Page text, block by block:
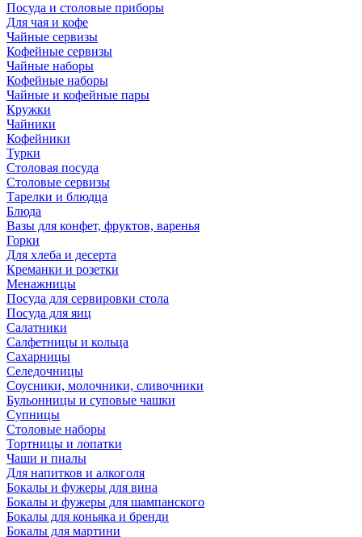
Посуда и столовые приборы
Для чая и кофе
Чайные сервизы
Кофейные сервизы
Чайные наборы
Кофейные наборы
Чайные и кофейные пары
Кружки
Чайники
Кофейники
Турки
Столовая посуда
Столовые сервизы
Тарелки и блюдца
Блюда
Вазы для конфет, фруктов, варенья
Горки
Для хлеба и десерта
Креманки и розетки
Менажницы
Посуда для сервировки стола
Посуда для яиц
Салатники
Салфетницы и кольца
Сахарницы
Селедочницы
Соусники, молочники, сливочники
Бульонницы и суповые чашки
Супницы
Столовые наборы
Тортницы и лопатки
Чаши и пиалы
Для напитков и алкоголя
Бокалы и фужеры для вина
Бокалы и фужеры для шампанского
Бокалы для коньяка и бренди
Бокалы для мартини